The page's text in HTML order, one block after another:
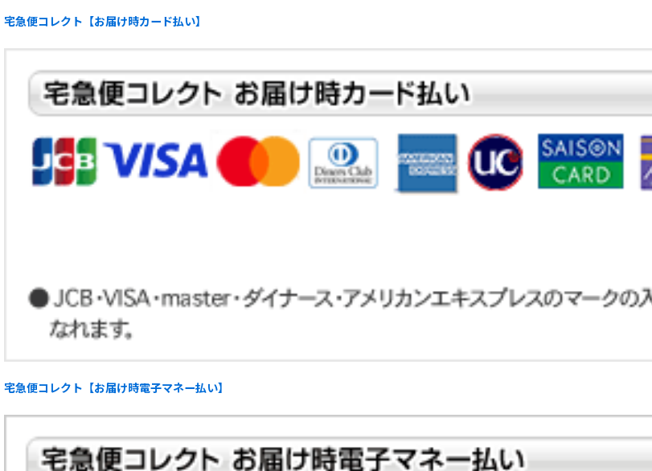
宅急便コレクト【お届け時カード払い】
宅急便コレクト【お届け時電子マネー払い】